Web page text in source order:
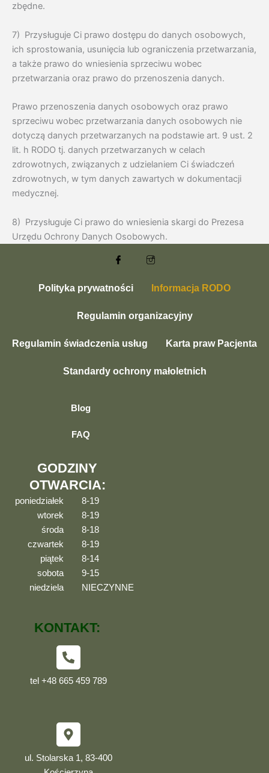
zbędne.
7) Przysługuje Ci prawo dostępu do danych osobowych,
ich sprostowania, usunięcia lub ograniczenia przetwarzania,
a także prawo do wniesienia sprzeciwu wobec
przetwarzania oraz prawo do przenoszenia danych.
Prawo przenoszenia danych osobowych oraz prawo
sprzeciwu wobec przetwarzania danych osobowych nie
dotyczą danych przetwarzanych na podstawie art. 9 ust. 2
lit. h RODO tj. danych przetwarzanych w celach
zdrowotnych, związanych z udzielaniem Ci świadczeń
zdrowotnych, w tym danych zawartych w dokumentacji
medycznej.
8) Przysługuje Ci prawo do wniesienia skargi do Prezesa
Urzędu Ochrony Danych Osobowych.
Polityka prywatności Informacja RODO
Regulamin organizacyjny
Regulamin świadczenia usług Karta praw Pacjenta
Standardy ochrony małoletnich
Blog
FAQ
GODZINY
OTWARCIA:
poniedziałek
8-19
wtorek
8-19
środa
8-18
czwartek
8-19
piątek
8-14
sobota
9-15
niedziela
NIECZYNNE
KONTAKT:
tel +48 665 459 789
ul. Stolarska 1, 83-400